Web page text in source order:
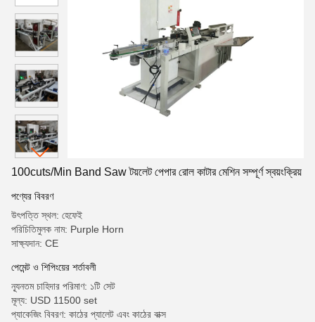
100cuts/Min Band Saw টয়লেট পেপার রোল কাটার মেশিন সম্পূর্ণ স্বয়ংক্রিয়
পণ্যের বিবরণ
উৎপত্তি স্থল: হেফেই
পরিচিতিমুলক নাম: Purple Horn
সাক্ষ্যদান: CE
পেমেন্ট ও শিপিংয়ের শর্তাবলী
ন্যূনতম চাহিদার পরিমাণ: ১টি সেট
মূল্য: USD 11500 set
প্যাকেজিং বিবরণ: কাঠের প্যালেট এবং কাঠের বাক্স